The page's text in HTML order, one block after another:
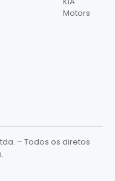
Motors
– Todos os diretos